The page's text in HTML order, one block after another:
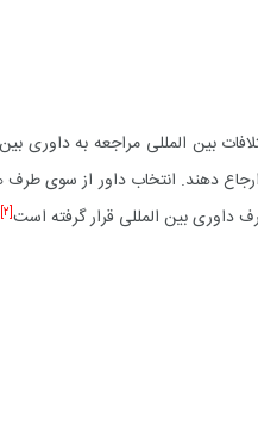
بین المللی مراجعه به داوری
دهند. انتخاب داور از سوی
بین المللی قرار گرفته است[۲]